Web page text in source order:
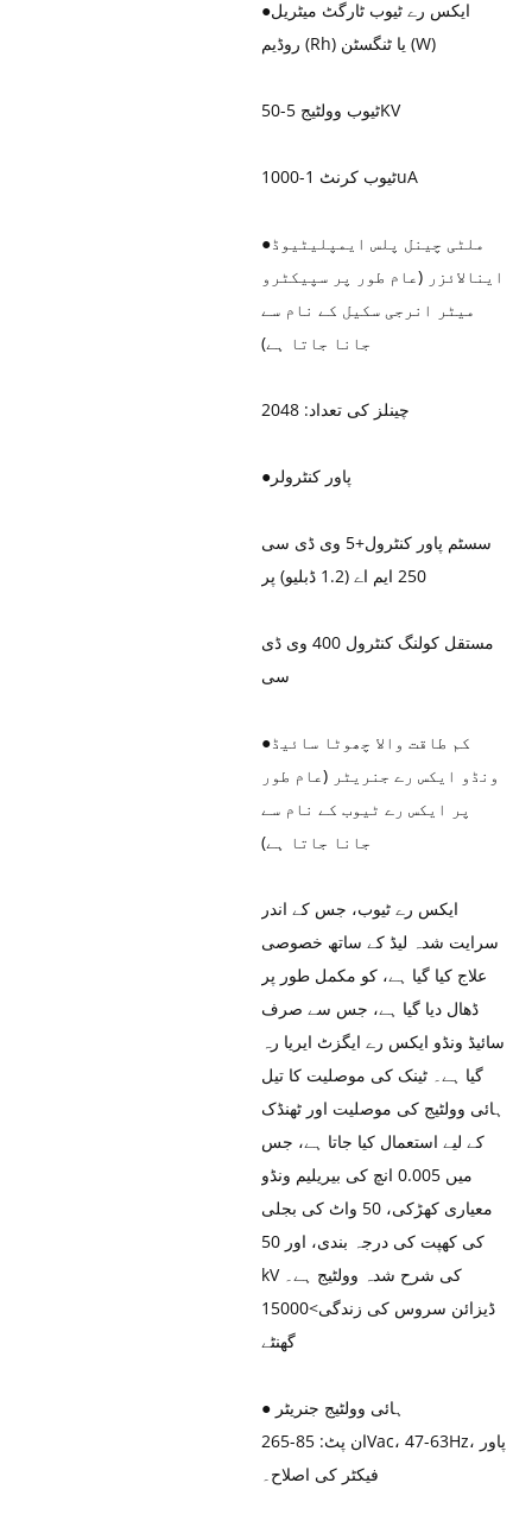
●ایکس رے ٹیوب ٹارگٹ میٹریل
روڈیم (Rh) یا ٹنگسٹن (W)
ٹیوب وولٹیج 5-50KV
ٹیوب کرنٹ 1-1000uA
●ملٹی چینل پلس ایمپلیٹیوڈ
اینالائزر (عام طور پر سپیکٹرو
میٹر انرجی سکیل کے نام سے
جانا جاتا ہے)
چینلز کی تعداد: 2048
●پاور کنٹرولر
سسٹم پاور کنٹرول+5 وی ڈی سی
250 ایم اے (1.2 ڈبلیو) پر
مستقل کولنگ کنٹرول 400 وی ڈی
سی
●کم طاقت والا چھوٹا سائیڈ
ونڈو ایکس رے جنریٹر (عام طور
پر ایکس رے ٹیوب کے نام سے
جانا جاتا ہے)
ایکس رے ٹیوب، جس کے اندر
سرایت شدہ لیڈ کے ساتھ خصوصی
علاج کیا گیا ہے، کو مکمل طور پر
ڈھال دیا گیا ہے، جس سے صرف
سائیڈ ونڈو ایکس رے ایگزٹ ایریا رہ
گیا ہے۔ ٹینک کی موصلیت کا تیل
ہائی وولٹیج کی موصلیت اور ٹھنڈک
کے لیے استعمال کیا جاتا ہے، جس
میں 0.005 انچ کی بیریلیم ونڈو
معیاری کھڑکی، 50 واٹ کی بجلی
کی کھپت کی درجہ بندی، اور 50
kV کی شرح شدہ وولٹیج ہے۔
ڈیزائن سروس کی زندگی>15000
گھنٹے
● ہائی وولٹیج جنریٹر
ان پٹ: 85-265Vac، 47-63Hz، پاور
فیکٹر کی اصلاح۔